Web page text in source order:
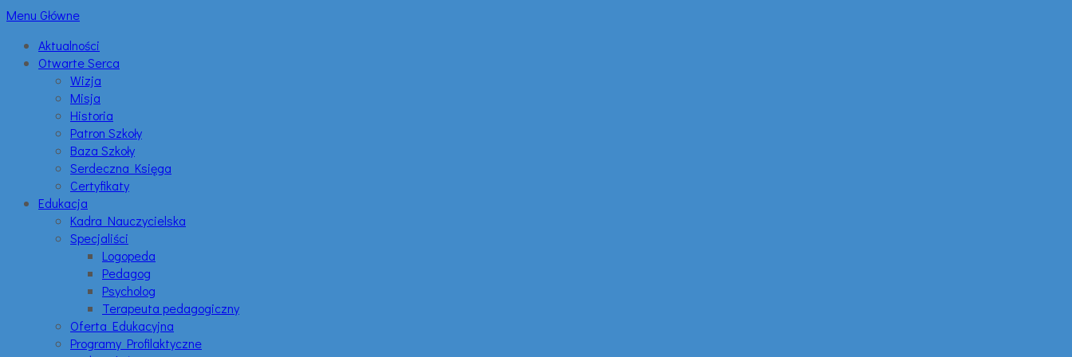
Menu Główne
Aktualności
Otwarte Serca
Wizja
Misja
Historia
Patron Szkoły
Baza Szkoły
Serdeczna Księga
Certyfikaty
Edukacja
Kadra Nauczycielska
Specjaliści
Logopeda
Pedagog
Psycholog
Terapeuta pedagogiczny
Oferta Edukacyjna
Programy Profilaktyczne